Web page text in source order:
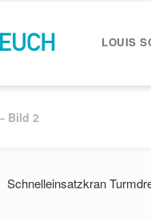
LOUIS
Bild 2
Schnelleinsatzkran